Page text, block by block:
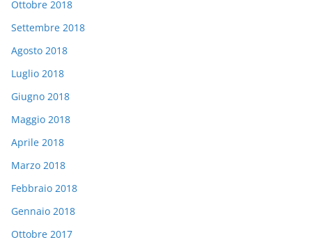
Ottobre 2018
Settembre 2018
Agosto 2018
Luglio 2018
Giugno 2018
Maggio 2018
Aprile 2018
Marzo 2018
Febbraio 2018
Gennaio 2018
Ottobre 2017